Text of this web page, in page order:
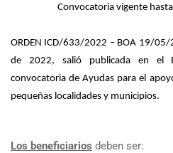
Convocatoria vigente
ORDEN ICD/633/2022 – BOA 19/05/
de 2022, salió publicada en el
convocatoria de Ayudas para el
pequeñas localidades y municipios.
Los beneficiarios deben ser: